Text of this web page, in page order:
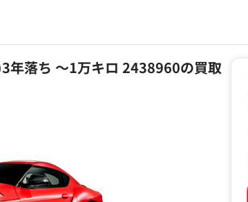
年落ち ～1万キロ 2438960の買取